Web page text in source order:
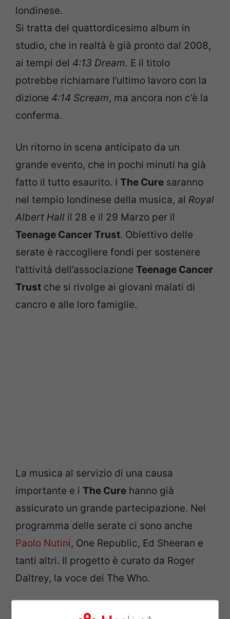
londinese.
Si tratta del quattordicesimo album in
studio, che in realtà è già pronto dal 2008,
ai tempi del 4:13 Dream. E il titolo
potrebbe richiamare l’ultimo lavoro con la
dizione 4:14 Scream, ma ancora non c’è la
conferma.
Un ritorno in scena anticipato da un
grande evento, che in pochi minuti ha già
fatto il tutto esaurito. I The Cure saranno
nel tempio londinese della musica, al Royal
Albert Hall il 28 e il 29 Marzo per il
Teenage Cancer Trust. Obiettivo delle
serate è raccogliere fondi per sostenere
l’attività dell’associazione Teenage Cancer
Trust che si rivolge ai giovani malati di
cancro e alle loro famiglie.
La musica al servizio di una causa
importante e i The Cure hanno già
assicurato un grande partecipazione. Nel
programma delle serate ci sono anche
Paolo Nutini, One Republic, Ed Sheeran e
tanti altri. Il progetto è curato da Roger
Daltrey, la voce dei The Who.